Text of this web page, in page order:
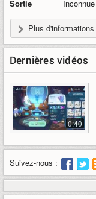
Sortie Inconnue
Plus d'informations
Dernières vidéos
0:40
Suivez-nous :